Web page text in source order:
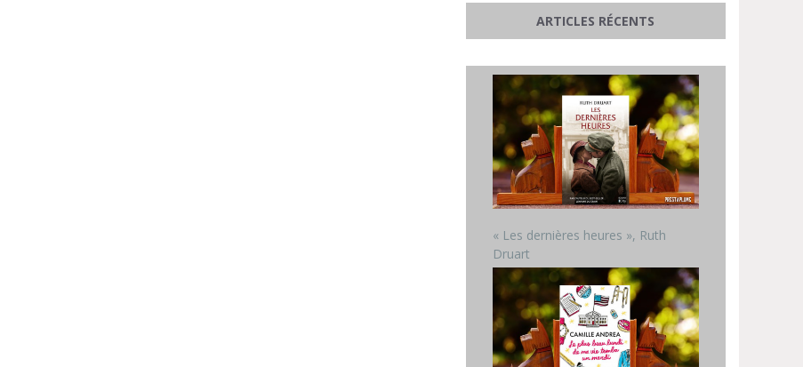
ARTICLES RÉCENTS
« Les dernières heures », Ruth
Druart